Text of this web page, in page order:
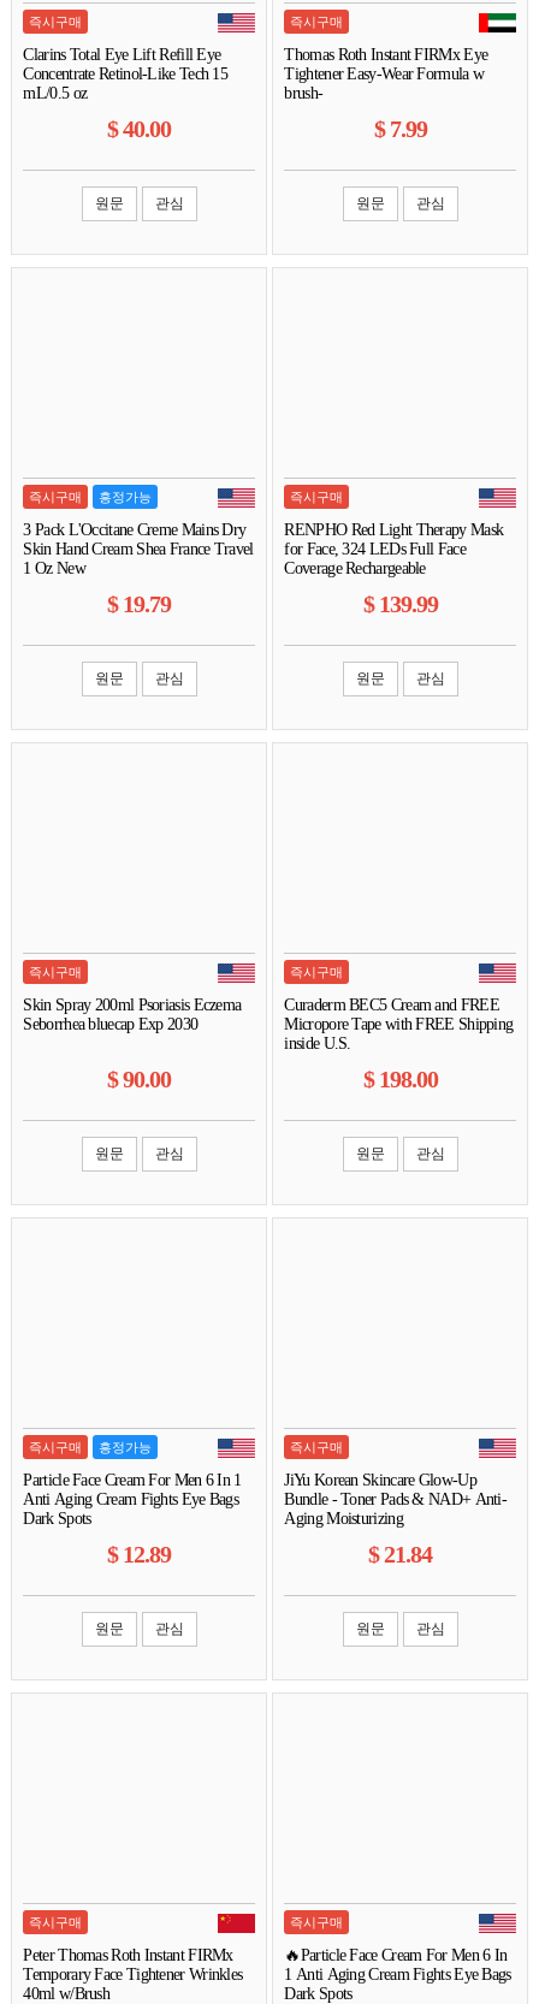
즉시구매
Clarins Total Eye Lift Refill Eye
Concentrate Retinol-Like Tech 15
mL/0.5 oz
$40.00
원문 관심
즉시구매
Thomas Roth Instant FIRMx Eye
Tightener Easy-Wear Formula w
brush-
$7.99
원문 관심
즉시구매 흥정가능
3 Pack L'Occitane Creme Mains Dry
Skin Hand Cream Shea France Travel
1 Oz New
$19.79
원문 관심
즉시구매
RENPHO Red Light Therapy Mask
for Face, 324 LEDs Full Face
Coverage Rechargeable
$139.99
원문 관심
즉시구매
Skin Spray 200ml Psoriasis Eczema
Seborrhea bluecap Exp 2030
$90.00
원문 관심
즉시구매
Curaderm BEC5 Cream and FREE
Micropore Tape with FREE Shipping
inside U.S.
$198.00
원문 관심
즉시구매 흥정가능
Particle Face Cream For Men 6 In 1
Anti Aging Cream Fights Eye Bags
Dark Spots
$12.89
원문 관심
즉시구매
JiYu Korean Skincare Glow-Up
Bundle - Toner Pads & NAD+ Anti-
Aging Moisturizing
$21.84
원문 관심
즉시구매
Peter Thomas Roth Instant FIRMx
Temporary Face Tightener Wrinkles
40ml w/Brush
즉시구매
🔥Particle Face Cream For Men 6 In
1 Anti Aging Cream Fights Eye Bags
Dark Spots